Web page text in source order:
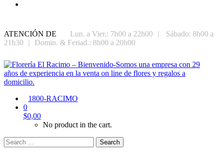
ATENCIÓN DE Lun. a Vier.: 7h00 a 22h00 |
Sábado: 8h00 a
21h30
| Domin. & Feriad.: 8h00 a 20h00
1800-RACIMO
0
$0,00
No product in the cart.
Search